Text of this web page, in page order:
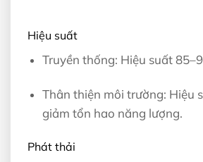
Hiệu suất
Truyền thống: Hiệu suất
Thân thiện môi trường: Hiệu
giảm tổn hao năng lượng.
Phát thải